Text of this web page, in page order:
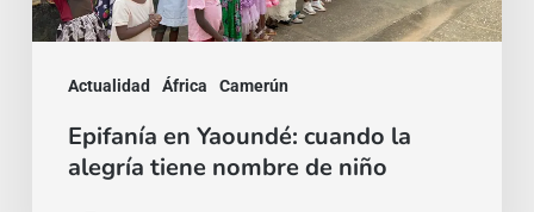
Actualidad África Camerún
tiene
Epifanía en Yaoundé: cuando la
alegría tiene nombre de niño